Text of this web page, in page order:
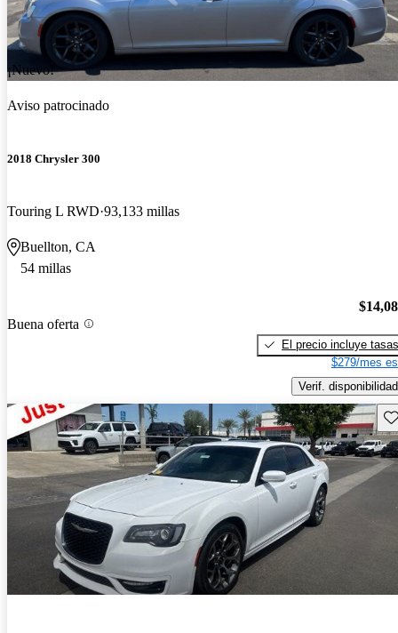
¡Nuevo!
Aviso patrocinado
2018 Chrysler 300
Touring L RWD 93,133 millas
Buellton, CA
54 millas
Buena oferta
El precio incluye tasas
$279/mes
Verif. disponibilidad